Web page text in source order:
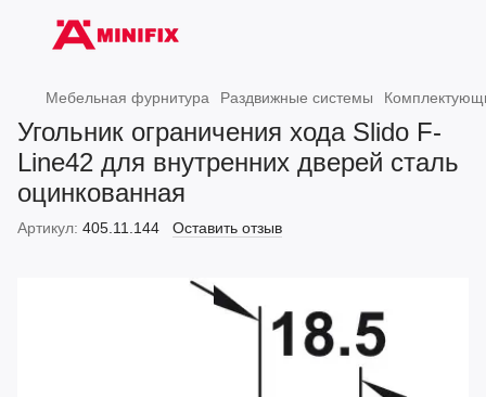
Мебельная фурнитура Раздвижные системы
Угольник ограничения хода Slido F-
Line42 для внутренних дверей сталь
оцинкованная
Артикул: 405.11.144 Оставить отзыв